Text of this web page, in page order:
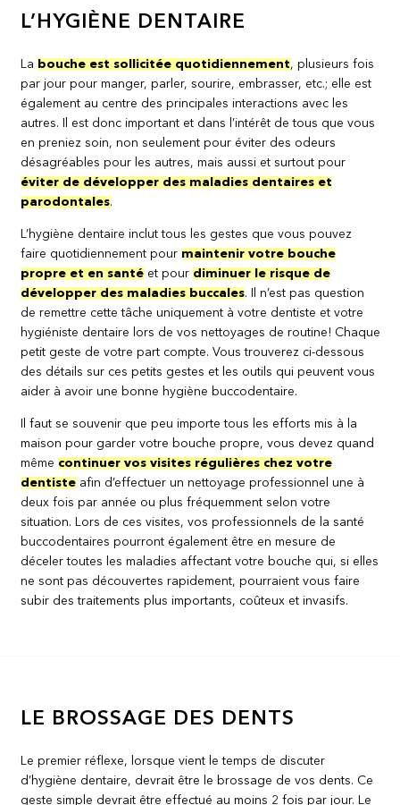
L’HYGIÈNE DENTAIRE
La bouche est sollicitée quotidiennement, plusieurs fois
par jour pour manger, parler, sourire, embrasser, etc.; elle est
également au centre des principales interactions avec les
autres. Il est donc important et dans l’intérêt de tous que vous
en preniez soin, non seulement pour éviter des odeurs
désagréables pour les autres, mais aussi et surtout pour
éviter de développer des maladies dentaires et
parodontales.
L’hygiène dentaire inclut tous les gestes que vous pouvez
faire quotidiennement pour maintenir votre bouche
propre et en santé et pour diminuer le risque de
développer des maladies buccales. Il n’est pas question
de remettre cette tâche uniquement à votre dentiste et votre
hygiéniste dentaire lors de vos nettoyages de routine! Chaque
petit geste de votre part compte. Vous trouverez ci-dessous
des détails sur ces petits gestes et les outils qui peuvent vous
aider à avoir une bonne hygiène buccodentaire.
Il faut se souvenir que peu importe tous les efforts mis à la
maison pour garder votre bouche propre, vous devez quand
même continuer vos visites régulières chez votre
dentiste afin d’effectuer un nettoyage professionnel une à
deux fois par année ou plus fréquemment selon votre
situation. Lors de ces visites, vos professionnels de la santé
buccodentaires pourront également être en mesure de
déceler toutes les maladies affectant votre bouche qui, si elles
ne sont pas découvertes rapidement, pourraient vous faire
subir des traitements plus importants, coûteux et invasifs.
LE BROSSAGE DES DENTS
Le premier réflexe, lorsque vient le temps de discuter
d’hygiène dentaire, devrait être le brossage de vos dents. Ce
geste simple devrait être effectué au moins 2 fois par jour. Le